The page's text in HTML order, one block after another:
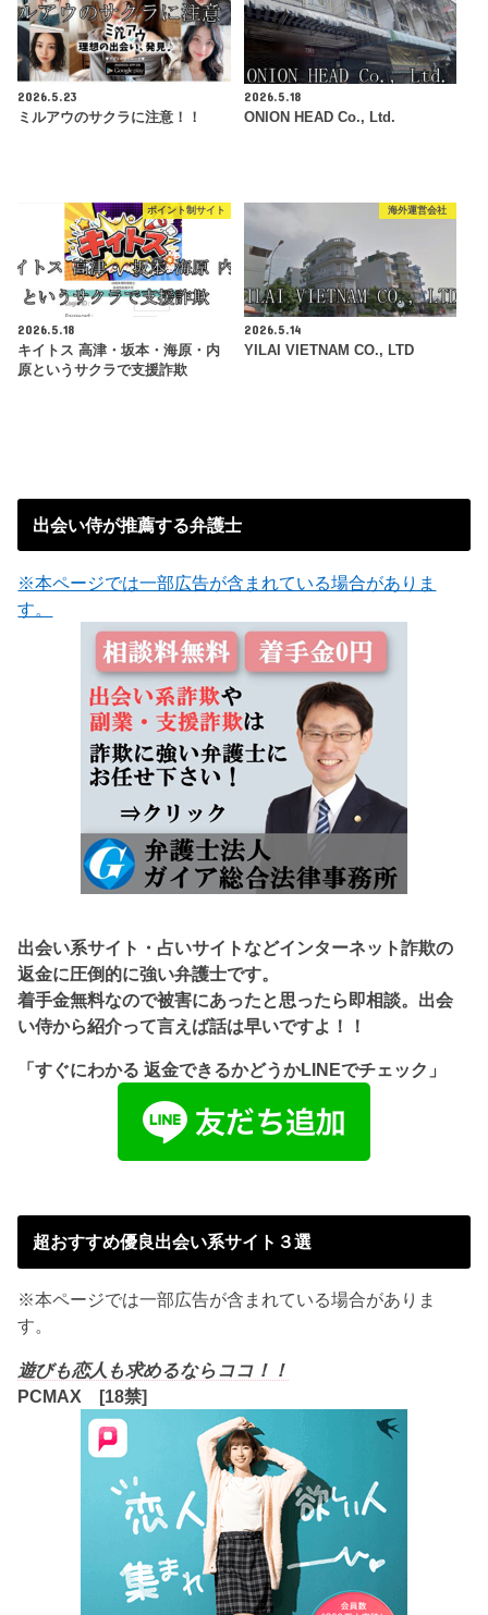
2026.5.23
ミルアウのサクラに注意！！
2026.5.18
ONION HEAD Co., Ltd.
ポイント制サイト
2026.5.18
キイトス 高津・坂本・海原・内
原というサクラで支援詐欺
海外運営会社
2026.5.14
YILAI VIETNAM CO., LTD
出会い侍が推薦する弁護士
※本ページでは一部広告が含まれている場合がありま
す。
出会い系サイト・占いサイトなどインターネット詐欺の
返金に圧倒的に強い弁護士です。
着手金無料なので被害にあったと思ったら即相談。出会
い侍から紹介って言えば話は早いですよ！！
「すぐにわかる 返金できるかどうかLINEでチェック」
超おすすめ優良出会い系サイト３選
※本ページでは一部広告が含まれている場合がありま
す。
遊びも恋人も求めるならココ！！
PCMAX [18禁]